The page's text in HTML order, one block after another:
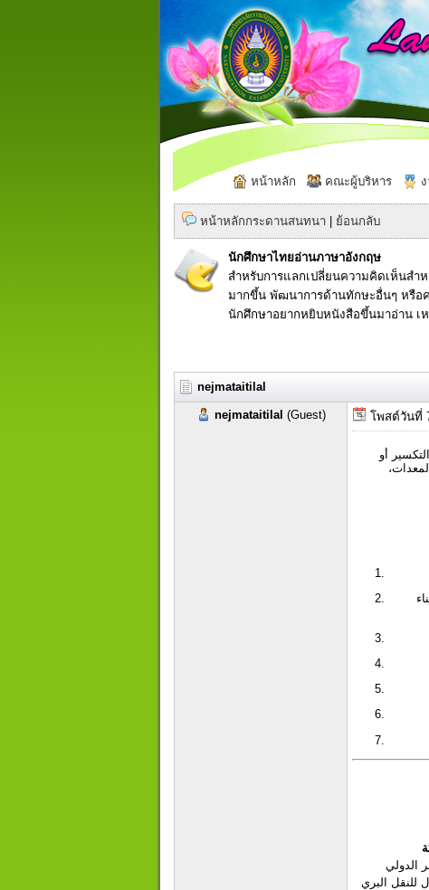
หน้าหลัก คณะผู้บริหาร
หน้าหลักกระดานสนทนา ย้อนกลับ
นักศึกษาไทยอ่านภาษาอังกฤษ
สำหรับการแลกเปลี่ยนความคิดเห็นส
มากขึ้น พัฒนาการด้านทักษะอื่นๆ หรือ
นักศึกษาอยากหยิบหนังสือขึ้นมาอ่าน เ
nejmataitilal
nejmataitilal (Guest) โพสต์วันที่
أو
الدولي
للنقل البري